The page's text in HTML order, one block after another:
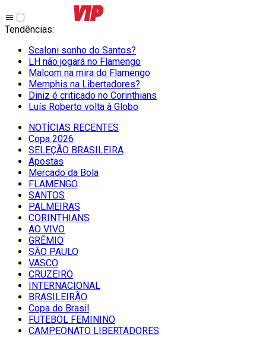
Tendências:
Scaloni sonho do Santos?
LH não jogará no Flamengo
Malcom na mira do Flamengo
Memphis na Libertadores?
Diniz é criticado no Corinthians
Luís Roberto volta à Globo
NOTÍCIAS RECENTES
Copa 2026
SELEÇÃO BRASILEIRA
Apostas
Mercado da Bola
FLAMENGO
SANTOS
PALMEIRAS
CORINTHIANS
AO VIVO
GRÊMIO
SĀO PAULO
VASCO
CRUZEIRO
INTERNACIONAL
BRASILEIRÃO
Copa do Brasil
FUTEBOL FEMININO
CAMPEONATO LIBERTADORES